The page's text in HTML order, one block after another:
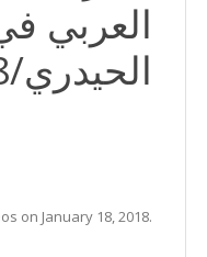
العربي
الحيدري/2018-1-12
on January 18, 2018.